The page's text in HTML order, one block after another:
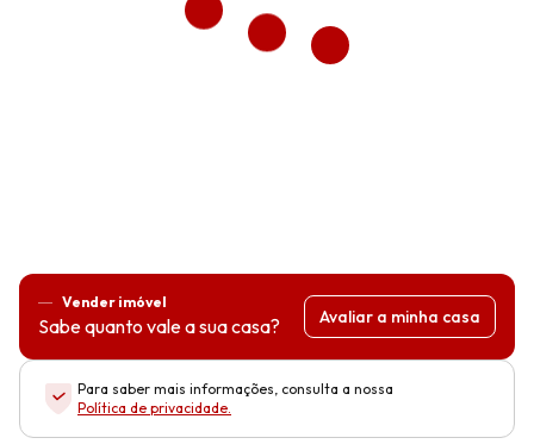
Vender imóvel
Sabe quanto vale a sua casa? Avaliar a minha casa
Para saber mais informações, consulta a nossa
Política de privacidade.